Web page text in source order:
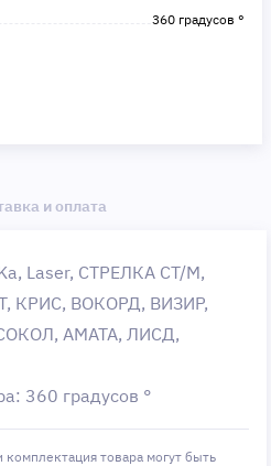
360 градусов °
и оплата
Laser, СТРЕЛКА СТ/М,
КРИС, ВОКОРД, ВИЗИР,
АМАТА, ЛИСД,
360 градусов °
товара могут быть